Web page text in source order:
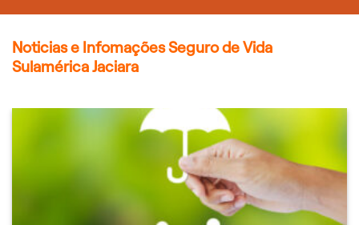
Noticias e Infomações Seguro de Vida
Sulamérica Jaciara